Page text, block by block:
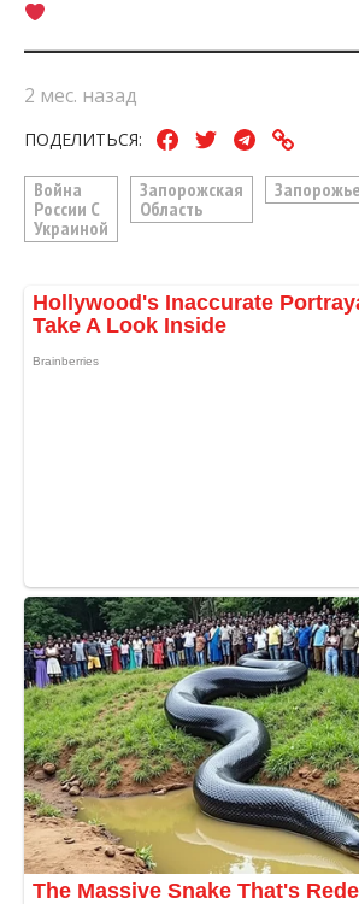
2 мес. назад
ПОДЕЛИТЬСЯ:
Война
России С
Украиной
Запорожская
Область
Запорожье